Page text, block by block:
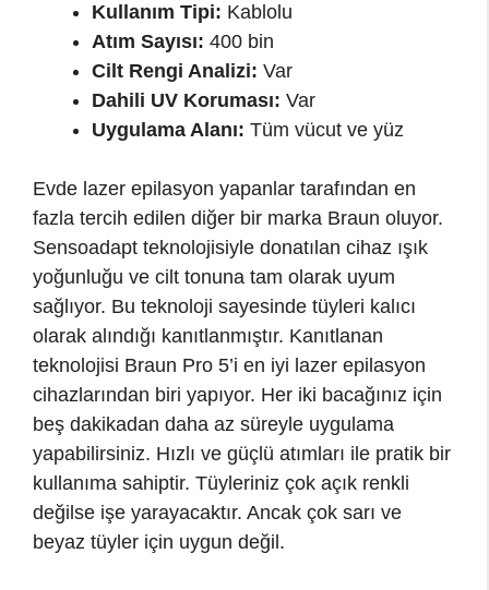
Kullanım Tipi: Kablolu
Atım Sayısı: 400 bin
Cilt Rengi Analizi: Var
Dahili UV Koruması: Var
Uygulama Alanı: Tüm vücut ve yüz
Evde lazer epilasyon yapanlar tarafından en
fazla tercih edilen diğer bir marka Braun oluyor.
Sensoadapt teknolojisiyle donatılan cihaz ışık
yoğunluğu ve cilt tonuna tam olarak uyum
sağlıyor. Bu teknoloji sayesinde tüyleri kalıcı
olarak alındığı kanıtlanmıştır. Kanıtlanan
teknolojisi Braun Pro 5’i en iyi lazer epilasyon
cihazlarından biri yapıyor. Her iki bacağınız için
beş dakikadan daha az süreyle uygulama
yapabilirsiniz. Hızlı ve güçlü atımları ile pratik bir
kullanıma sahiptir. Tüyleriniz çok açık renkli
değilse işe yarayacaktır. Ancak çok sarı ve
beyaz tüyler için uygun değil.